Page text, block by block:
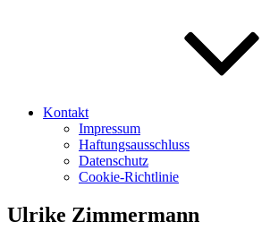
Kontakt
Impressum
Haftungsausschluss
Datenschutz
Cookie-Richtlinie
Ulrike Zimmermann